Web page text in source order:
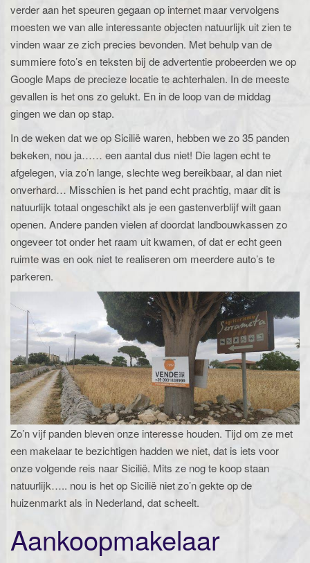
verder aan het speuren gegaan op internet maar vervolgens
moesten we van alle interessante objecten natuurlijk uit zien te
vinden waar ze zich precies bevonden. Met behulp van de
summiere foto’s en teksten bij de advertentie probeerden we op
Google Maps de precieze locatie te achterhalen. In de meeste
gevallen is het ons zo gelukt. En in de loop van de middag
gingen we dan op stap.
In de weken dat we op Sicilië waren, hebben we zo 35 panden
bekeken, nou ja…… een aantal dus niet! Die lagen echt te
afgelegen, via zo’n lange, slechte weg bereikbaar, al dan niet
onverhard… Misschien is het pand echt prachtig, maar dit is
natuurlijk totaal ongeschikt als je een gastenverblijf wilt gaan
openen. Andere panden vielen af doordat landbouwkassen zo
ongeveer tot onder het raam uit kwamen, of dat er echt geen
ruimte was en ook niet te realiseren om meerdere auto’s te
parkeren.
Zo’n vijf panden bleven onze interesse houden. Tijd om ze met
een makelaar te bezichtigen hadden we niet, dat is iets voor
onze volgende reis naar Sicilië. Mits ze nog te koop staan
natuurlijk….. nou is het op Sicilië niet zo’n gekte op de
huizenmarkt als in Nederland, dat scheelt.
Aankoopmakelaar